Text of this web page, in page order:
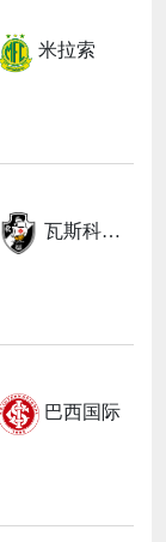
米拉索
瓦斯科达伽马
巴西国际